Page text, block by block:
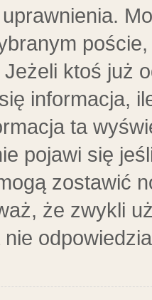
uprawnienia.
ktoś już
informacja,
ta
pojawi się
zostawić
że zwykli